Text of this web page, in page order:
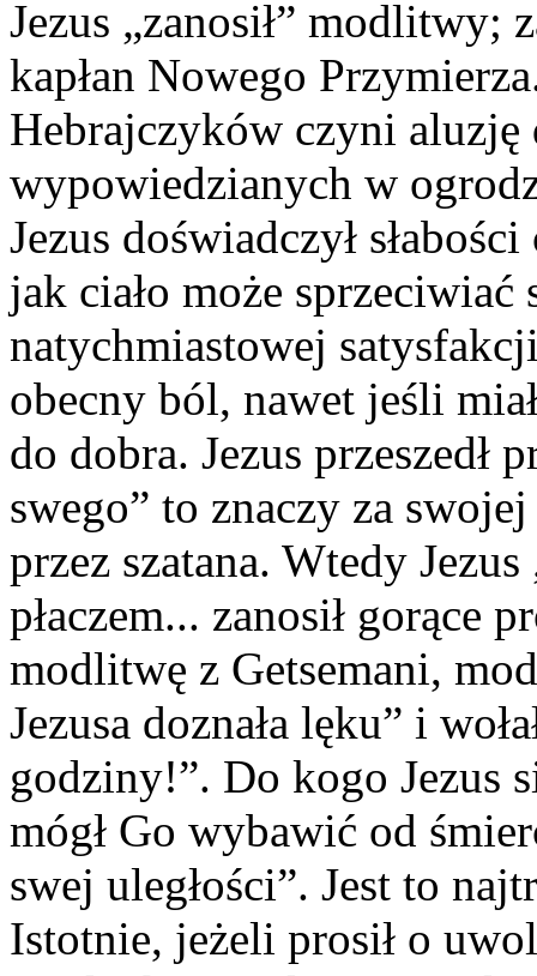
Jezus „zanosił” modlitwy;
kapłan Nowego
Hebrajczyków czyni aluzję
wypowiedzianych w
Jezus doświadczył
jak ciało może
natychmiastowej
obecny ból, nawet jeśli
do dobra. Jezus przeszedł
swego” to znaczy za
przez szatana. Wtedy
płaczem... zanosił gorące
modlitwę z Getsemani,
Jezusa doznała lęku” i
godziny!”. Do kogo Jezus
mógł Go wybawić od
swej uległości”. Jest to
Istotnie, jeżeli prosił o